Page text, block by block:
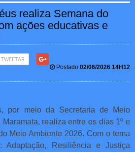
realiza Semana do
ações educativas e
TWEETAR
Postado 02/06/2026 14H12
por meio da Secretaria de Meio
realiza entre os dias 1º e
Meio Ambiente 2026. Com o tema
Adaptação, Resiliência e Justiça